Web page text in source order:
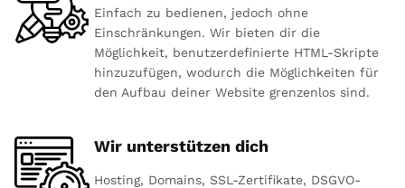
Einfach zu bedienen, jedoch ohne
Einschränkungen. Wir bieten dir die
Möglichkeit, benutzerdefinierte HTML-Skripte
hinzuzufügen, wodurch die Möglichkeiten für
den Aufbau deiner Website grenzenlos sind.
Wir unterstützen dich
Hosting, Domains, SSL-Zertifikate, DSGVO-